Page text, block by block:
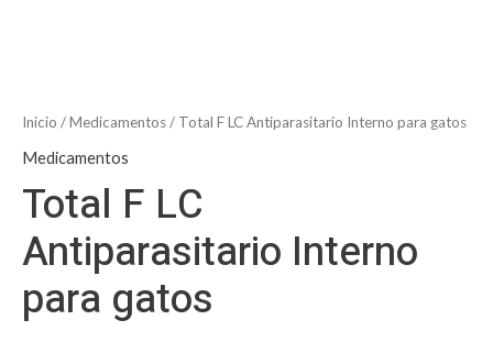
Inicio /Medicamentos/ Total F LC Antiparasitario Interno para gatos
Medicamentos
Total F LC
Antiparasitario Interno
para gatos